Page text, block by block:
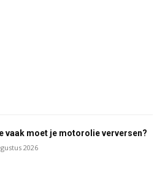
vaak moet je motorolie verversen?
2026